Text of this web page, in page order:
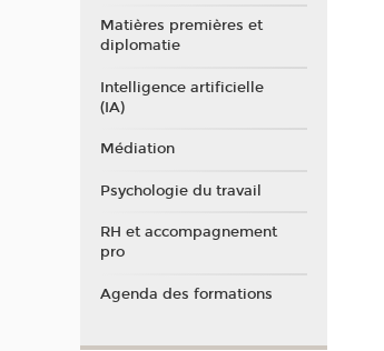
Matières premières et
diplomatie
Intelligence artificielle
(IA)
Médiation
Psychologie du travail
RH et accompagnement
pro
Agenda des formations